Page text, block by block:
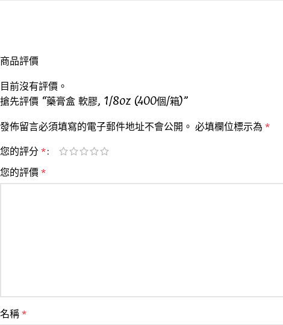
商品評價
目前沒有評價。
搶先評價 “藥膏盒 軟膠, 1/8oz (400個/箱)”
發佈留言必須填寫的電子郵件地址不會公開。 必填欄位標示為 *
您的評分 *
您的評價 *
名稱 *